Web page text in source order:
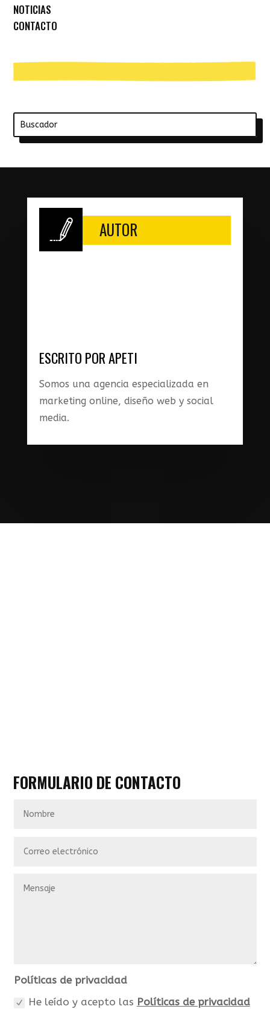
NOTICIAS
CONTACTO
Buscar:
AUTOR
ESCRITO POR APETI
Somos una agencia especializada en
marketing online, diseño web y social
media.
FORMULARIO DE CONTACTO
electrónico
Políticas
privacidad
Políticas de privacidad
He leído y acepto las Políticas de privacidad